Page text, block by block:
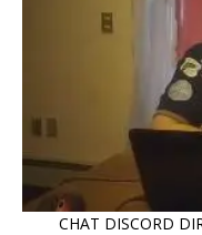
CHAT DISCORD